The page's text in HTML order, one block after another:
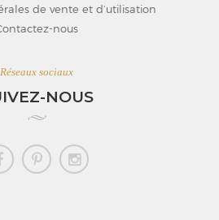
de vente et d’utilisation
nous
Réseaux sociaux
NOUS